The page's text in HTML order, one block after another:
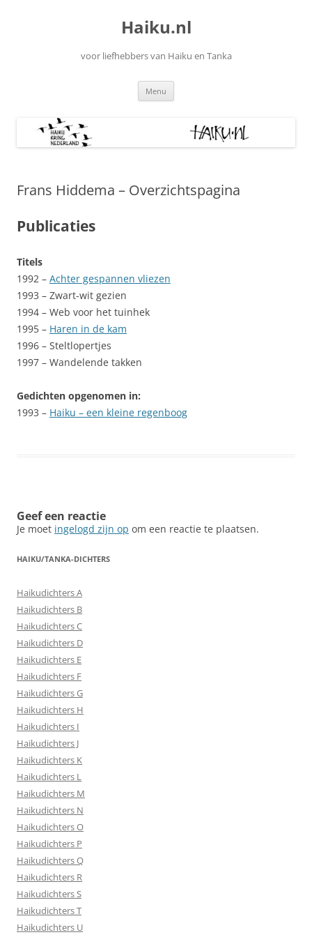
Haiku.nl
voor liefhebbers van Haiku en Tanka
Menu
Frans Hiddema – Overzichtspagina
Publicaties
Titels
1992 – Achter gespannen vliezen
1993 – Zwart-wit gezien
1994 – Web voor het tuinhek
1995 – Haren in de kam
1996 – Steltlopertjes
1997 – Wandelende takken
Gedichten opgenomen in:
1993 – Haiku – een kleine regenboog
Geef een reactie
Je moet ingelogd zijn op om een reactie te plaatsen.
HAIKU/TANKA-DICHTERS
Haikudichters A
Haikudichters B
Haikudichters C
Haikudichters D
Haikudichters E
Haikudichters F
Haikudichters G
Haikudichters H
Haikudichters I
Haikudichters J
Haikudichters K
Haikudichters L
Haikudichters M
Haikudichters N
Haikudichters O
Haikudichters P
Haikudichters Q
Haikudichters R
Haikudichters S
Haikudichters T
Haikudichters U